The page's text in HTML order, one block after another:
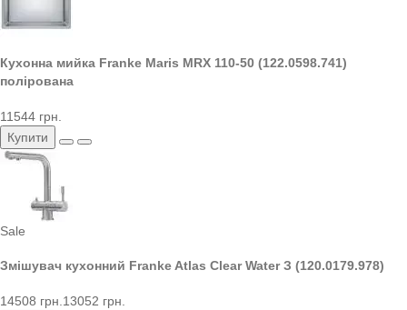
Кухонна мийка Franke Maris MRX 110-50 (122.0598.741)
полірована
11544 грн.
Купити
Sale
Змішувач кухонний Franke Atlas Clear Water З (120.0179.978)
14508 грн. 13052 грн.